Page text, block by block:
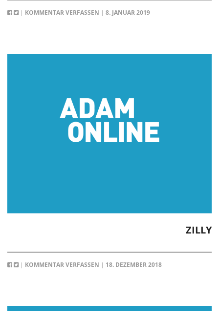
| KOMMENTAR VERFASSEN | 8. JANUAR 2019
ZILLY
| KOMMENTAR VERFASSEN | 18. DEZEMBER 2018